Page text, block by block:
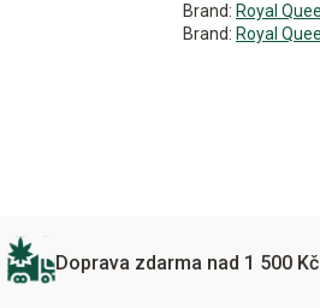
Brand: Royal
Brand: Royal
Doprava zdarma nad 1 500 Kč